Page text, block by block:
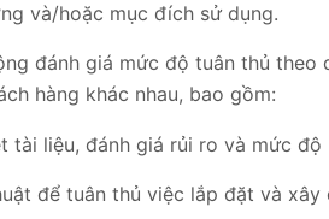
và/hoặc mục đích sử dụng.
đánh giá mức độ tuân thủ theo
hàng khác nhau, bao gồm:
liệu, đánh giá rủi ro và mức độ
để tuân thủ việc lắp đặt và xây